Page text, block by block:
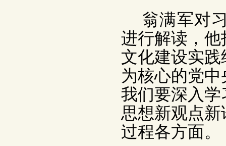
翁满军对
进行解读，
文化建设实
为核心的党
我们要深入
思想新观点
过程各方面。